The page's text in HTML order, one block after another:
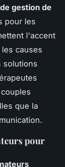
gestion de
pour les
l'accent
causes
solutions
que la
pour